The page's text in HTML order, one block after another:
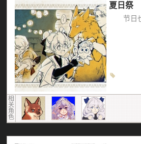
夏日祭
节日
相
关
角
色